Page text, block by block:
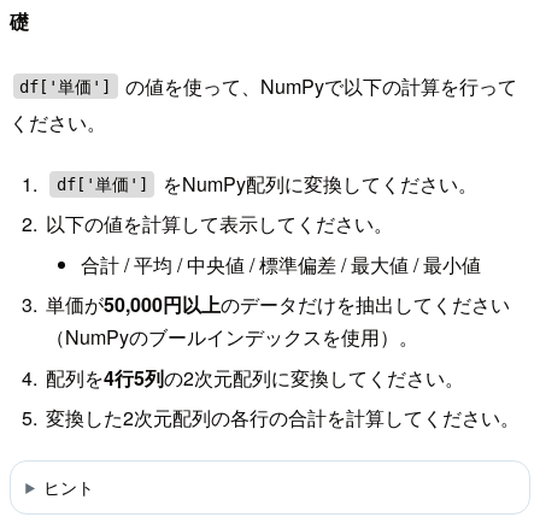
礎
df['単価']
の値を使って、NumPyで以下の計算を行って
ください。
df['単価']
をNumPy配列に変換してください。
以下の値を計算して表示してください。
合計 / 平均 / 中央値 / 標準偏差 / 最大値 / 最小値
単価が50,000円以上のデータだけを抽出してください
（NumPyのブールインデックスを使用）。
配列を4行5列の2次元配列に変換してください。
変換した2次元配列の各行の合計を計算してください。
ヒント